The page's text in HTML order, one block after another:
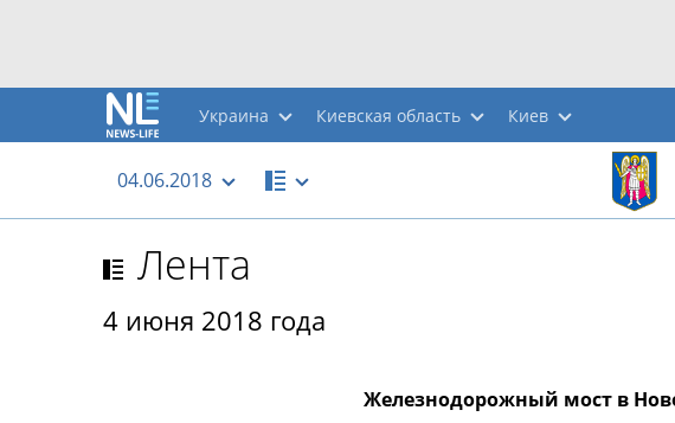
Украина Киевская область Киев
04.06.2018
Лента
4 июня 2018 года
Железнодорожный мост в